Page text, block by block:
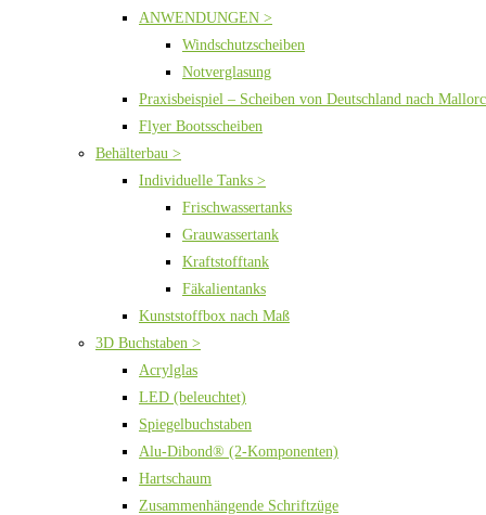
ANWENDUNGEN >
Windschutzscheiben
Notverglasung
Praxisbeispiel – Scheiben von Deutschland nach
Flyer Bootsscheiben
Behälterbau >
Individuelle Tanks >
Frischwassertanks
Grauwassertank
Kraftstofftank
Fäkalientanks
Kunststoffbox nach Maß
3D Buchstaben >
Acrylglas
LED (beleuchtet)
Spiegelbuchstaben
Alu-Dibond® (2-Komponenten)
Hartschaum
Zusammenhängende Schriftzüge